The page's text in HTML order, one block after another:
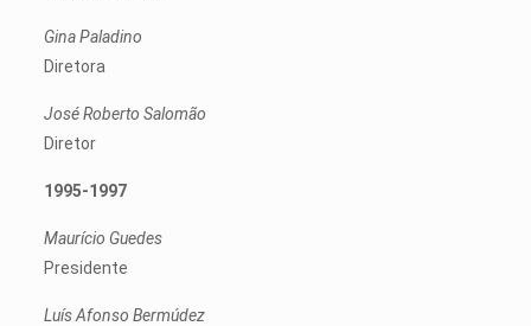
Gina Paladino
Diretora
José Roberto Salomão
Diretor
1995-1997
Maurício Guedes
Presidente
Luís Afonso Bermúdez